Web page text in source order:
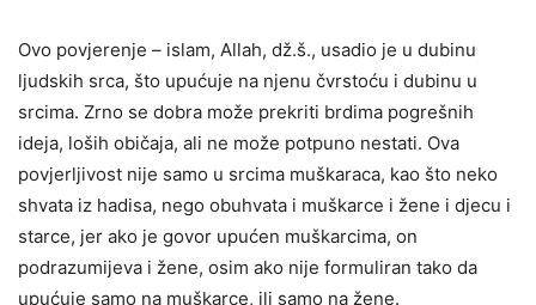
Ovo povjerenje – islam, Allah, dž.š., usadio je u dubinu
ljudskih srca, što upućuje na njenu čvrstoću i dubinu u
srcima. Zrno se dobra može prekriti brdima pogrešnih
ideja, loših običaja, ali ne može potpuno nestati. Ova
povjerljivost nije samo u srcima muškaraca, kao što neko
shvata iz hadisa, nego obuhvata i muškarce i žene i djecu i
starce, jer ako je govor upućen muškarcima, on
podrazumijeva i žene, osim ako nije formuliran tako da
upućuje samo na muškarce, ili samo na žene.